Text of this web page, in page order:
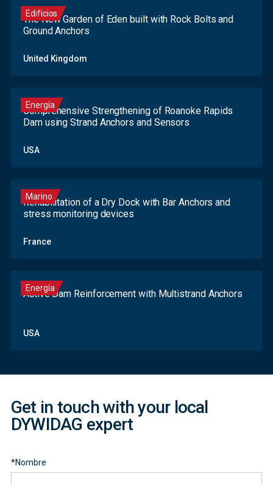
Edificios
The New Garden of Eden built with Rock Bolts and
Ground Anchors
United Kingdom
Energía
Comprehensive Strengthening of Roanoke Rapids
Dam using Strand Anchors and Sensors
USA
Marino
Rehabilitation of a Dry Dock with Bar Anchors and
stress monitoring devices
France
Energía
Active Dam Reinforcement with Multistrand Anchors
USA
Form
Get in touch with your local
DYWIDAG expert
*Nombre